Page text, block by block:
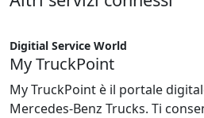
Digitial Service World
My TruckPoint
My TruckPoint è il portale
Mercedes-Benz Trucks. Ti